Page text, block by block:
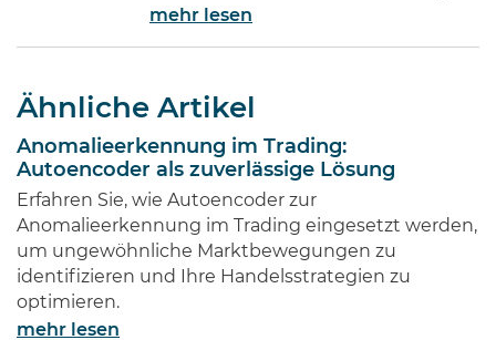
des Internets gehört ohne Frage
zu den Bedeutendsten. Namen
Bill Gates von Microsoft dürften
jedem Investor geläufig sein.
Diese Männer haben Imperien
erschaffen und gleichzeitig
Millionen von Anlegern auf der
ganzen Welt …
mehr lesen
Ähnliche Artikel
Anomalieerkennung im Trading:
Autoencoder als zuverlässige Lösung
Erfahren Sie, wie Autoencoder zur
Anomalieerkennung im Trading eingesetzt werden,
um ungewöhnliche Marktbewegungen zu
identifizieren und Ihre Handelsstrategien zu
optimieren.
mehr lesen